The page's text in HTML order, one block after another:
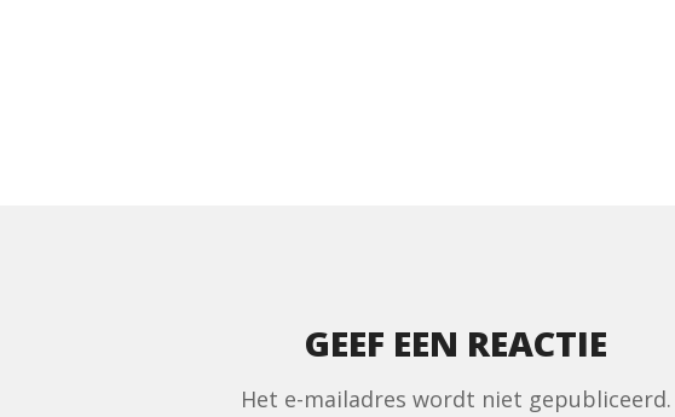
GEEF EEN REACTIE
Het e-mailadres wordt niet gepubliceerd.